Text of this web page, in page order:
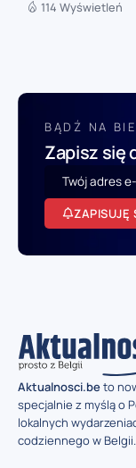
114 Wyświetleń
BĄDŹ NA
Zapisz się
ZAPISUJĘ
Aktualnosci.beto
specjalnie z myślą o
lokalnych
codziennego w Belgii.